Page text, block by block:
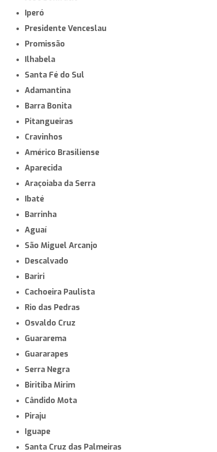
Itápolis
Guaíra
Novo Horizonte
Orlândia
São Pedro
Agudos
Tietê
Pontal
Ituverava
Jarinu
Guariba
São Manuel
José Bonifácio
Iperó
Presidente Venceslau
Promissão
Ilhabela
Santa Fé do Sul
Adamantina
Barra Bonita
Pitangueiras
Cravinhos
Américo Brasiliense
Aparecida
Araçoiaba da Serra
Ibaté
Barrinha
Aguaí
São Miguel Arcanjo